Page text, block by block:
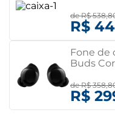
deR$
R$
Fone de
Buds
deR$
R$